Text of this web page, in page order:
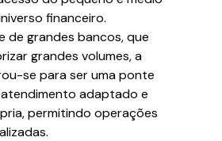
financeiro.
de grandes bancos, que
grandes volumes, a
se para ser uma ponte
adaptado e
permitindo operações